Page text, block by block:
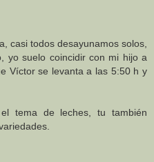
casi todos desayunamos solos,
yo suelo coincidir con mi hijo a
Víctor se levanta a las 5:50 h y
tema de leches, tu también